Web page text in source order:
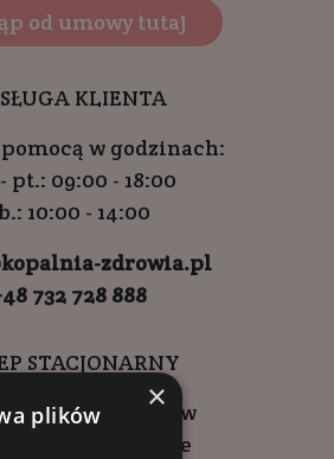
od umowy tutaj
KLIENTA
pomocą w godzinach:
pt.: 09:00 - 18:00
10:00 - 14:00
zdrowia.pl
732 728 888
STACJONARNY
6, Kraków
Buma Square
×
plików